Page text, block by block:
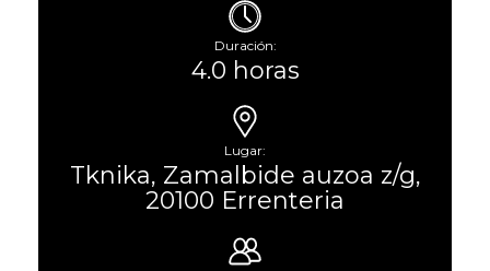
Duración:
4.0 horas
Lugar:
Tknika, Zamalbide auzoa z/g,
20100 Errenteria